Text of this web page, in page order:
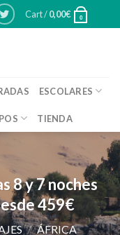
Cart /0,00€ 0
ESCOLARES
TIENDA
8 y 7 noches
459€
/ ÁFRICA